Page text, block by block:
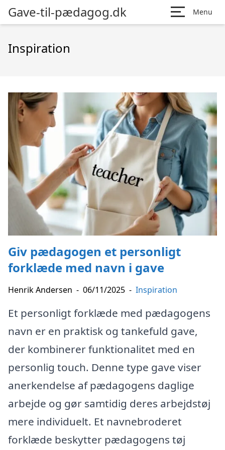
Gave-til-pædagog.dk Menu
Inspiration
Giv pædagogen et personligt
forklæde med navn i gave
Henrik Andersen - 06/11/2025 - Inspiration
Et personligt forklæde med pædagogens
navn er en praktisk og tankefuld gave,
der kombinerer funktionalitet med en
personlig touch. Denne type gave viser
anerkendelse af pædagogens daglige
arbejde og gør samtidig deres arbejdstøj
mere individuelt. Et navnebroderet
forklæde beskytter pædagogens tøj